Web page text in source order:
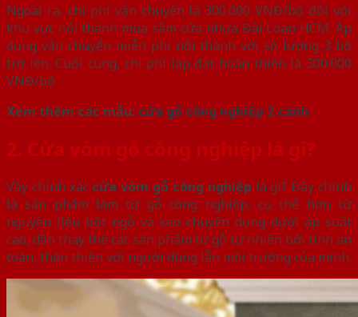
Ngoài ra, chi phí vận chuyển là 300.000 VNĐ/bộ đối với
khu vực nội thành mua sắm cửa nhựa Đài Loan HCM. Áp
dụng vận chuyển miễn phí nội thành với số lượng 3 bộ
trở lên. Cuối cùng, chi phí lắp đặt hoàn thiện là 300.000
VNĐ/bộ
Xem thêm các mẫu: cửa gỗ công nghiệp 2 cánh
2. Cửa vòm gỗ công nghiệp là gì?
Vậy chính xác cửa vòm gỗ công nghiệp là gì? Đây chính
là sản phẩm làm từ gỗ công nghiệp, cụ thể hơn từ
nguyên liệu bột ngỗ và keo chuyên dụng dưới áp suất
cao, dần thay thế các sản phẩm từ gỗ tự nhiên bởi tính an
toàn, thân thiện với người dùng lẫn môi trường của mình.